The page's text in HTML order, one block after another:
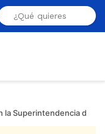
Superintendencia de